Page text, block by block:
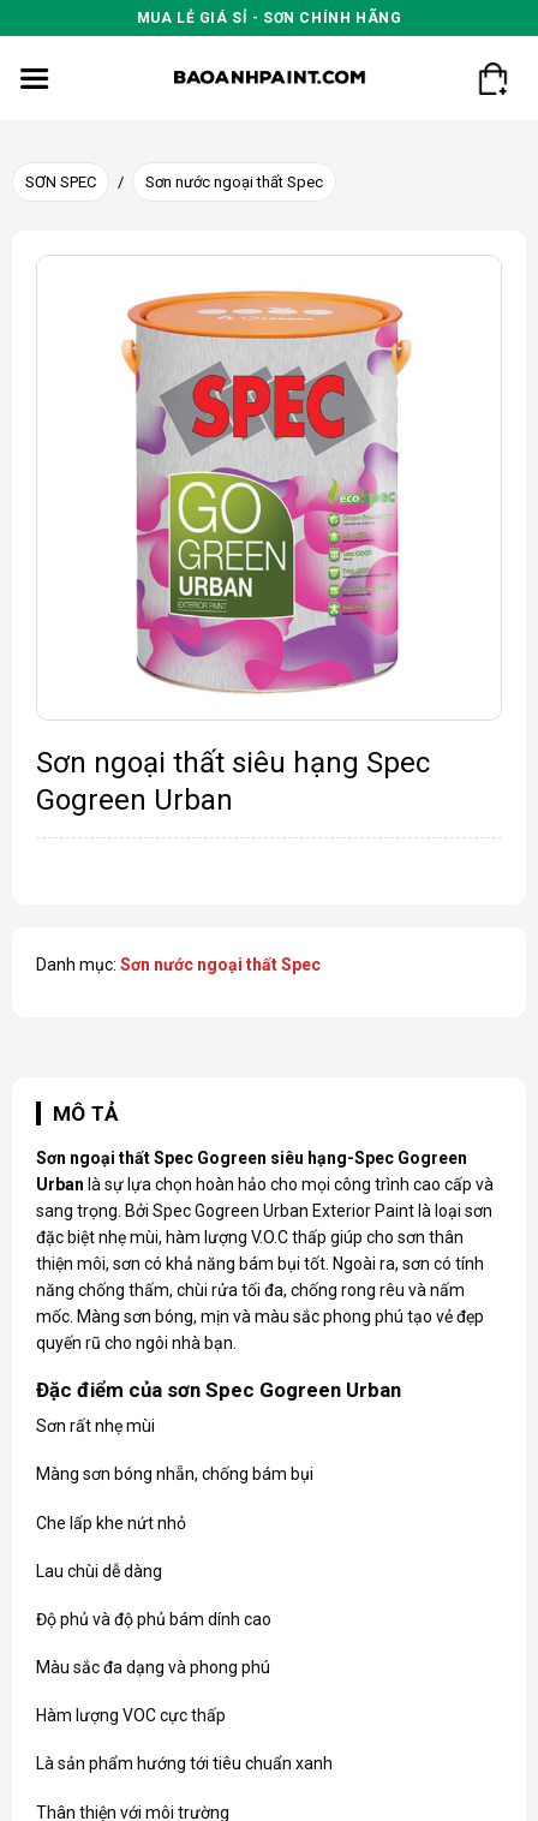
to
content
MUA LẺ GIÁ SỈ - SƠN CHÍNH HÃNG
SƠN SPEC / Sơn nước ngoại thất Spec
Sơn ngoại thất siêu hạng Spec
Gogreen Urban
Danh mục: Sơn nước ngoại thất Spec
MÔ TẢ
Sơn ngoại thất SpecGogreen siêu hạng-Spec Gogreen
Urban là sự lựa chọn hoàn hảo cho mọi công trình cao cấp và
sang trọng. Bởi Spec Gogreen Urban Exterior Paint là loại sơn
đặc biệt nhẹ mùi, hàm lượng V.O.C thấp giúp cho sơn thân
thiện môi, sơn có khả năng bám bụi tốt. Ngoài ra, sơn có tính
năng chống thấm, chùi rửa tối đa, chống rong rêu và nấm
mốc. Màng sơn bóng, mịn và màu sắc phong phú tạo vẻ đẹp
quyến rũ cho ngôi nhà bạn.
Đặc điểm của sơn Spec Gogreen Urban
Sơn rất nhẹ mùi
Màng sơn bóng nhẵn, chống bám bụi
Che lấp khe nứt nhỏ
Lau chùi dễ dàng
Độ phủ và độ phủ bám dính cao
Màu sắc đa dạng và phong phú
Hàm lượng VOC cực thấp
Là sản phẩm hướng tới tiêu chuẩn xanh
Thân thiện với môi trường